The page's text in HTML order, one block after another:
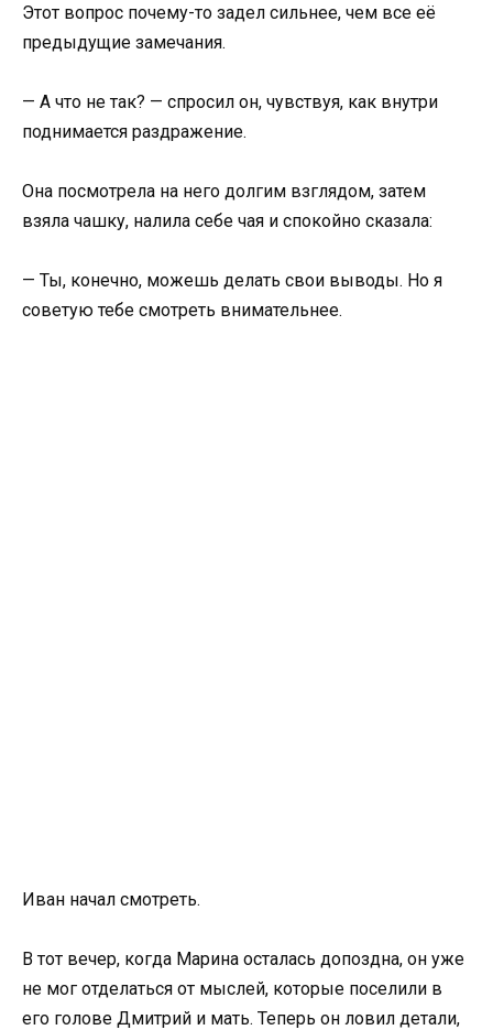
Этот вопрос почему-то задел сильнее, чем все её
предыдущие замечания.
— А что не так? — спросил он, чувствуя, как внутри
поднимается раздражение.
Она посмотрела на него долгим взглядом, затем
взяла чашку, налила себе чая и спокойно сказала:
— Ты, конечно, можешь делать свои выводы. Но я
советую тебе смотреть внимательнее.
Иван начал смотреть.
В тот вечер, когда Марина осталась допоздна, он уже
не мог отделаться от мыслей, которые поселили в
его голове Дмитрий и мать. Теперь он ловил детали,